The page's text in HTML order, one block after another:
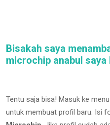
Bisakah saya
microchip anabul
Tentu saja bisa! Masuk ke menu
untuk membuat profil baru. Isi